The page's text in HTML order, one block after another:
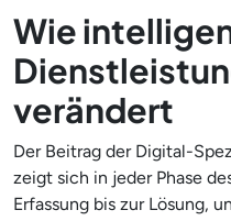
Wie
verändert
Der Beitrag der Digital-
zeigt sich in jeder Phase
Erfassung bis zur Lösung,